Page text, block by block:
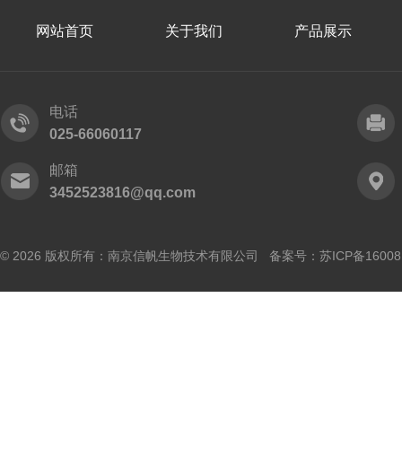
网站首页 关于我们 产品展示
电话
025-66060117
邮箱
3452523816@qq.com
© 2026 版权所有：南京信帆生物技术有限公司 备案号： 苏ICP备